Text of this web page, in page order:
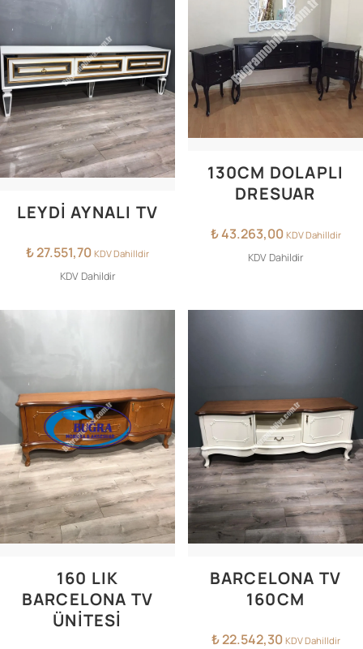
LEYDİ AYNALI TV
₺27.551,70 KDV Dahilldir
KDV Dahildir
130CM DOLAPLI
DRESUAR
₺43.263,00 KDV Dahilldir
KDV Dahildir
160 LIK
BARCELONA TV
ÜNİTESİ
BARCELONA TV
160CM
₺22.542,30 KDV Dahilldir